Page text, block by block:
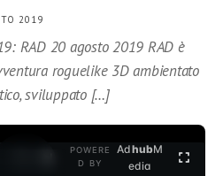
2019
RAD 20 agosto 2019 RAD è
roguelike 3D ambientato
sviluppato […]
POWERE
D BY
AdhubM
edia